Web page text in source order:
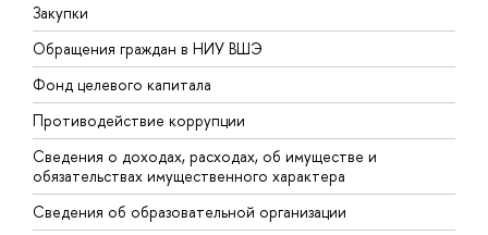
Закупки
Обращения граждан в НИУ ВШЭ
Фонд целевого капитала
Противодействие коррупции
Сведения о доходах, расходах, об имуществе и
обязательствах имущественного характера
Сведения об образовательной организации